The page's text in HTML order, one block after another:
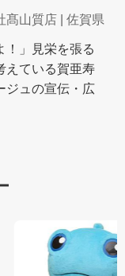
髙山質店 | 佐賀県
！」見栄を張る
えている賀亜寿
ジュの宣伝・広